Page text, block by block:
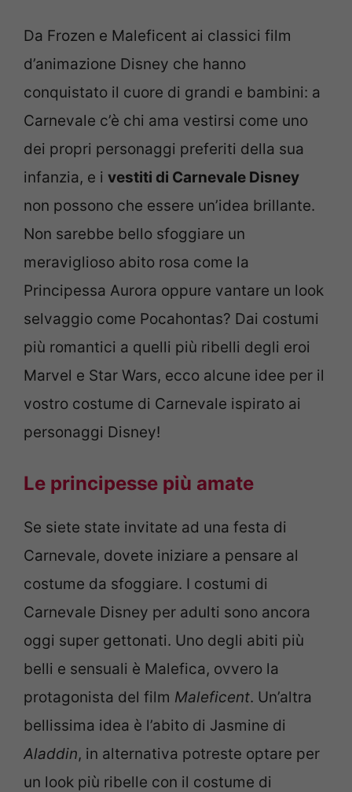
Da Frozen e Maleficent ai classici film
d’animazione Disney che hanno
conquistato il cuore di grandi e bambini: a
Carnevale c’è chi ama vestirsi come uno
dei propri personaggi preferiti della sua
infanzia, e i vestiti di Carnevale Disney
non possono che essere un’idea brillante.
Non sarebbe bello sfoggiare un
meraviglioso abito rosa come la
Principessa Aurora oppure vantare un look
selvaggio come Pocahontas? Dai costumi
più romantici a quelli più ribelli degli eroi
Marvel e Star Wars, ecco alcune idee per il
vostro costume di Carnevale ispirato ai
personaggi Disney!
Le principesse più amate
Se siete state invitate ad una festa di
Carnevale, dovete iniziare a pensare al
costume da sfoggiare. I costumi di
Carnevale Disney per adulti sono ancora
oggi super gettonati. Uno degli abiti più
belli e sensuali è Malefica, ovvero la
protagonista del film Maleficent. Un’altra
bellissima idea è l’abito di Jasmine di
Aladdin, in alternativa potreste optare per
un look più ribelle con il costume di